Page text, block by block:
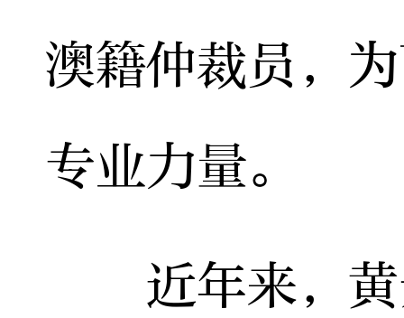
澳籍仲裁员，
专业力量。
近年来，黄